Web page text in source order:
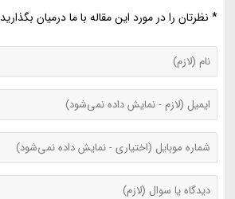
* نظرتان را در مورد این مقاله با ما درمیان بگذارید